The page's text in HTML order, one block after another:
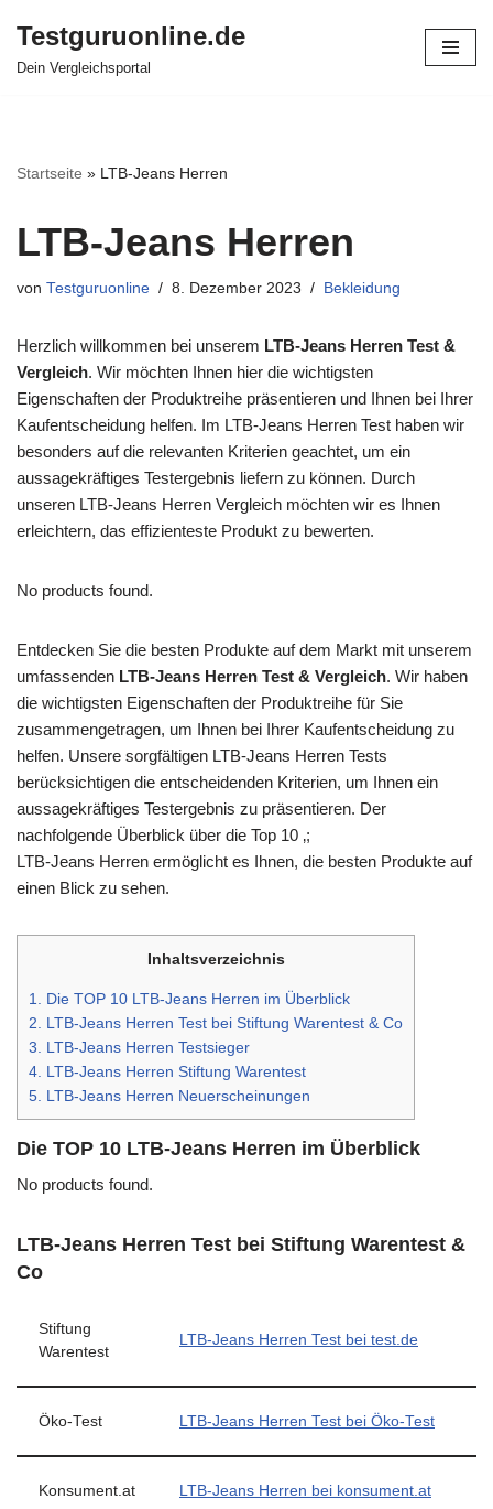
Zum
Testguruonline.de
Dein Vergleichsportal
Startseite » LTB-Jeans Herren
LTB-Jeans Herren
von Testguruonline 8. Dezember 2023 Bekleidung
Herzlich willkommen bei unserem LTB-Jeans Herren Test &
Vergleich. Wir möchten Ihnen hier die wichtigsten
Eigenschaften der Produktreihe präsentieren und Ihnen bei Ihrer
Kaufentscheidung helfen. Im LTB-Jeans Herren Test haben wir
besonders auf die relevanten Kriterien geachtet, um ein
aussagekräftiges Testergebnis liefern zu können. Durch
unseren LTB-Jeans Herren Vergleich möchten wir es Ihnen
erleichtern, das effizienteste Produkt zu bewerten.
No products found.
Entdecken Sie die besten Produkte auf dem Markt mit unserem
umfassenden LTB-Jeans Herren Test & Vergleich. Wir haben
die wichtigsten Eigenschaften der Produktreihe für Sie
zusammengetragen, um Ihnen bei Ihrer Kaufentscheidung zu
helfen. Unsere sorgfältigen LTB-Jeans Herren Tests
berücksichtigen die entscheidenden Kriterien, um Ihnen ein
aussagekräftiges Testergebnis zu präsentieren. Der
nachfolgende Überblick über die Top 10 ‚;
LTB-Jeans Herren ermöglicht es Ihnen, die besten Produkte auf
einen Blick zu sehen.
Inhaltsverzeichnis
1. Die TOP 10 LTB-Jeans Herren im Überblick
2. LTB-Jeans Herren Test bei Stiftung Warentest & Co
3. LTB-Jeans Herren Testsieger
4. LTB-Jeans Herren Stiftung Warentest
5. LTB-Jeans Herren Neuerscheinungen
Die TOP 10 LTB-Jeans Herren im Überblick
No products found.
LTB-Jeans Herren Test bei Stiftung Warentest &
Co
Stiftung
Warentest
LTB-Jeans Herren Test bei test.de
Öko-Test LTB-Jeans Herren Test bei Öko-Test
Konsument.at LTB-Jeans Herren bei konsument.at